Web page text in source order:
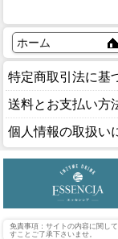
ホーム
特定商取引法に基
送料とお支払い方
個人情報の取扱い
免責事項：サイトの内容に関し
すことご了承下さいませ。